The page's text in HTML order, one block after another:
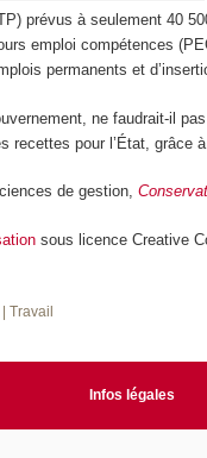
prévus à seulement 40
emploi compétences
permanents et
ne faudrait-il
recettes pour l’État, grâce
de gestion,
sous licence Creative
| Travail
Infos légales